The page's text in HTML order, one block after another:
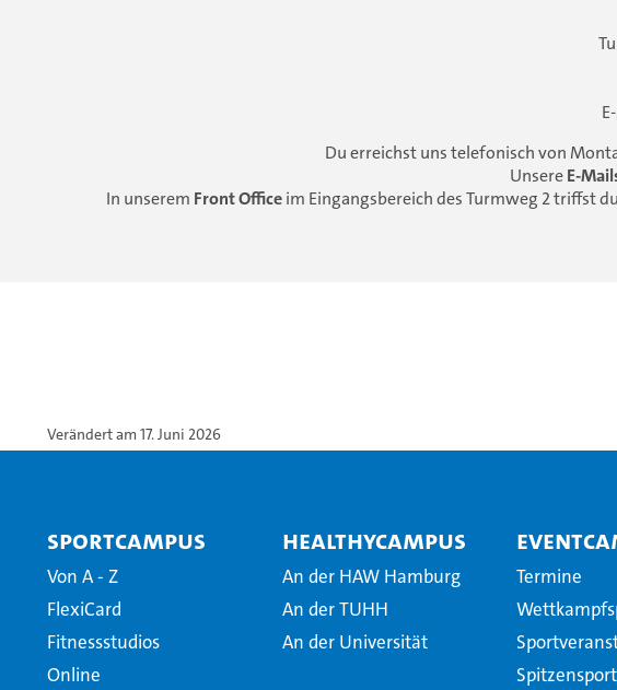
Du erreichst uns telefonisch von
UnsereE-
In unserem Front Officeim Eingangsbereich des Turmweg 2 triffst
Verändert am 17. Juni 2026
SportCampus
Von A - Z
FlexiCard
Fitnessstudios
Online
HealthyCampus
An der HAW Hamburg
An der TUHH
An der Universität
Termine